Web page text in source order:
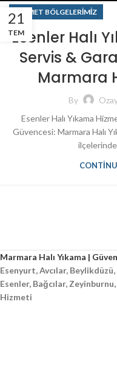
21
TEM
HIZMET BÖLGELERIMIZ
Esenler Halı
Servis &
Marmara
By
Esenler Halı Yıkama
Güvencesi: Marmara Halı
Marmara Halı Yıkama |
Esenyurt, Avcılar,
Esenler, Bağcılar,
Hizmeti